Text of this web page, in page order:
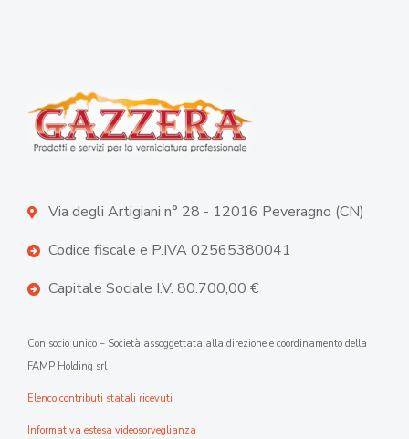
Via degli Artigiani n° 28 - 12016 Peveragno (CN)
Codice fiscale e P.IVA 02565380041
Capitale Sociale I.V. 80.700,00 €
Con socio unico – Società assoggettata alla direzione e coordinamento della
FAMP Holding srl
Elenco contributi statali ricevuti
Informativa estesa videosorveglianza